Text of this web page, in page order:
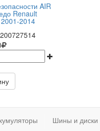
AIR
Renault
2014
Шины и диски